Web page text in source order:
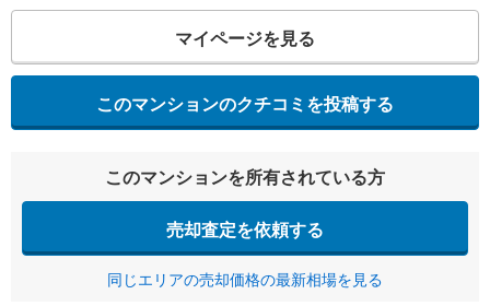
マイページを見る
このマンションのクチコミを投稿する
このマンションを所有されている方
売却査定を依頼する
同じエリアの売却価格の最新相場を見る